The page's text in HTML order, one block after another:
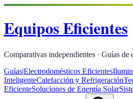
Equipos Eficientes
Comparativas independientes · Guías de
Guías|Electrodomésticos Eficientes
InteligenteCalefacción y Refrigeración
EficienteSoluciones de Energía Solar